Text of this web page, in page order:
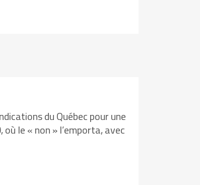
du Québec pour une
le « non » l’emporta, avec